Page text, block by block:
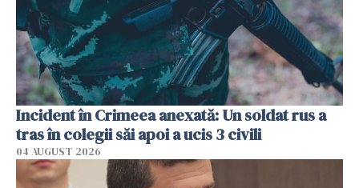
Incident în Crimeea anexată: Un soldat rus a
tras în colegii săi apoi a ucis 3 civili
04 AUGUST 2026